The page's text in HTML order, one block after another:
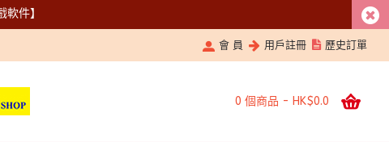
軟件】
會 員 用戶註冊 歷史訂單
0 個商品 - HK$0.0